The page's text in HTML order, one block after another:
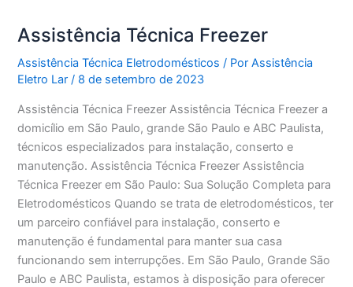
Assistência Técnica Freezer
Assistência Técnica Eletrodomésticos / PorAssistência
Eletro Lar/ 8 de setembro de 2023
Assistência Técnica Freezer Assistência Técnica Freezer a
domicílio em São Paulo, grande São Paulo e ABC Paulista,
técnicos especializados para instalação, conserto e
manutenção. Assistência Técnica Freezer Assistência
Técnica Freezer em São Paulo: Sua Solução Completa para
Eletrodomésticos Quando se trata de eletrodomésticos, ter
um parceiro confiável para instalação, conserto e
manutenção é fundamental para manter sua casa
funcionando sem interrupções. Em São Paulo, Grande São
Paulo e ABC Paulista, estamos à disposição para oferecer